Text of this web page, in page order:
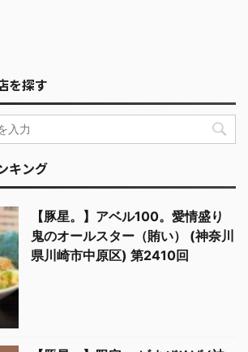
を探す
キング
【豚星。】アベル100。愛情盛り
鬼のオールスター（賄い） (神奈川
県川崎市中原区) 第2410回